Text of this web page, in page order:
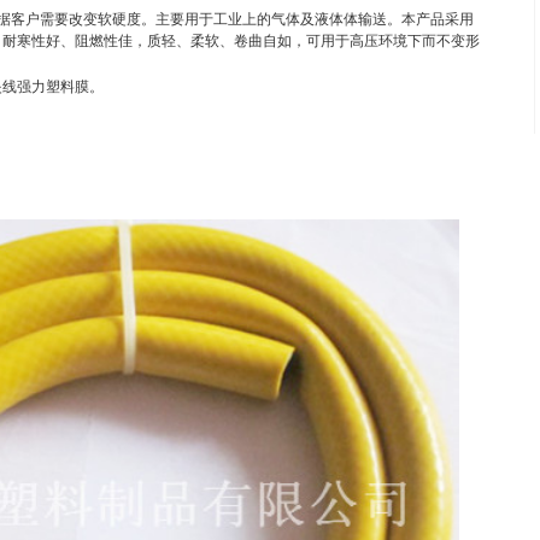
客户需要改变软硬度。主要用于工业上的气体及液体体输送。本产品采用
寒性好、阻燃性佳，质轻、柔软、卷曲自如，可用于高压环境下而不变形
强力塑料膜。